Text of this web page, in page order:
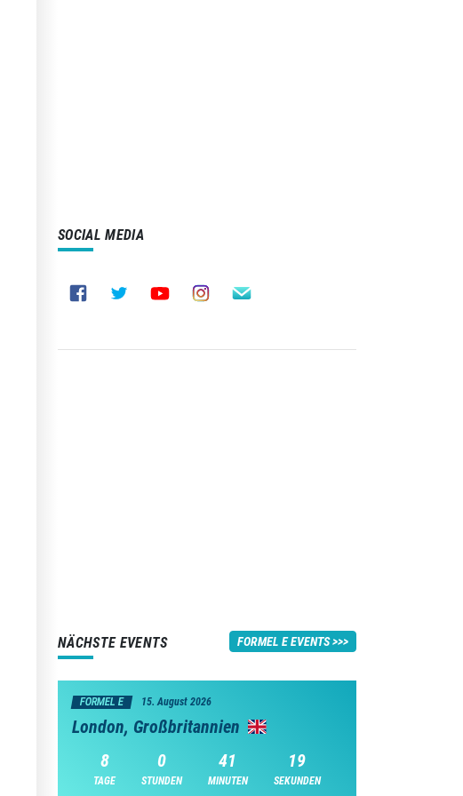
SOCIAL MEDIA
NÄCHSTE EVENTS FORMEL E EVENTS
FORMEL E 15. August 2026
London, Großbritannien
8
TAGE
0
STUNDEN
41
MINUTEN
18
SEKUNDEN